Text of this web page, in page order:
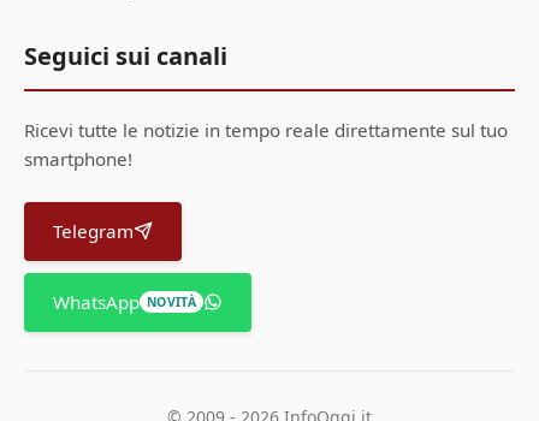
Seguici sui canali
Ricevi tutte le notizie in tempo reale direttamente sul tuo
smartphone!
Telegram
WhatsApp NOVITÀ